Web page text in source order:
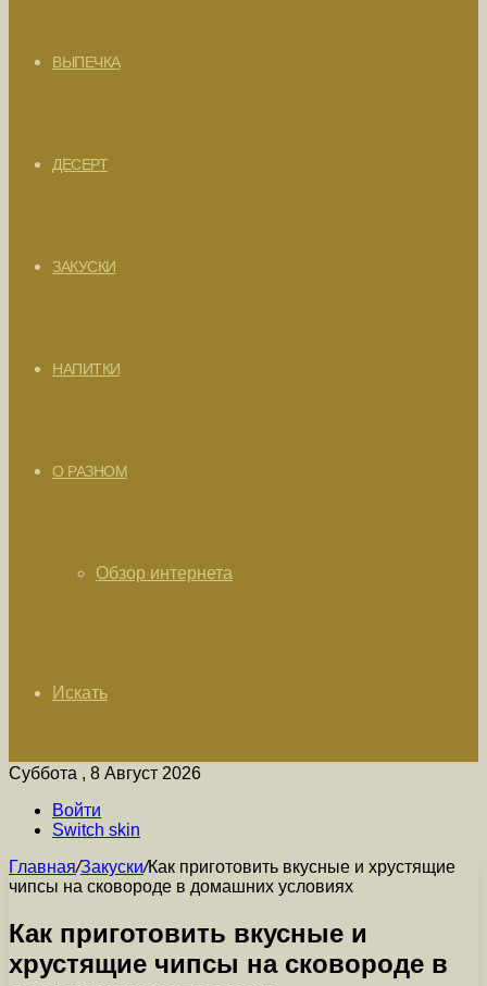
ВЫПЕЧКА
ДЕСЕРТ
ЗАКУСКИ
НАПИТКИ
О РАЗНОМ
Обзор интернета
Искать
Суббота , 8 Август 2026
Войти
Switch skin
Главная/Закуски/Как приготовить вкусные и хрустящие
чипсы на сковороде в домашних условиях
Как приготовить вкусные и
хрустящие чипсы на сковороде в